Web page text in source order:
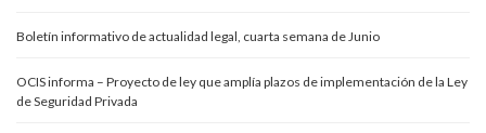
Boletín informativo de actualidad legal, cuarta semana de Junio
OCIS informa – Proyecto de ley que amplía plazos de implementación de la Ley
de Seguridad Privada